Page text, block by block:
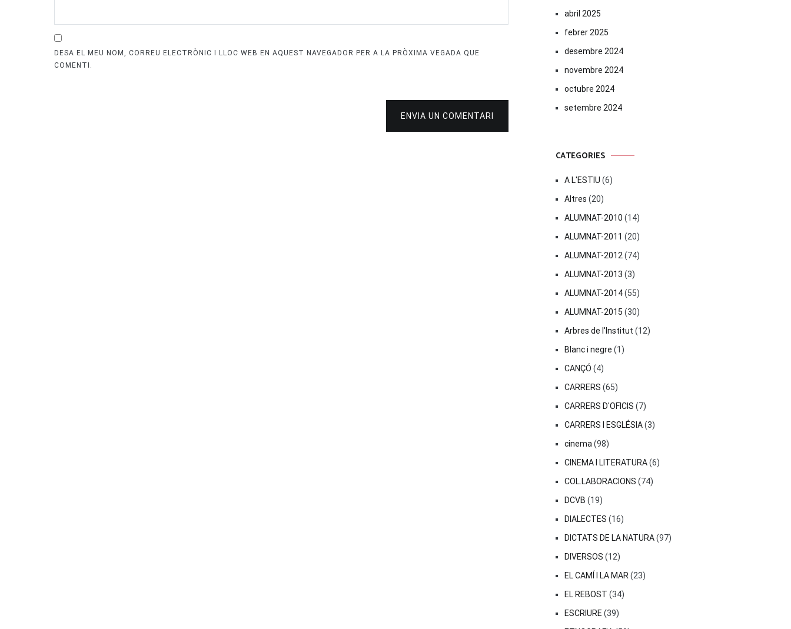
DESA EL MEU NOM, CORREU ELECTRÒNIC I LLOC WEB EN AQUEST NAVEGADOR PER A LA PRÒXIMA VEGADA QUE
COMENTI.
ENVIA UN COMENTARI
abril 2025
febrer 2025
desembre 2024
novembre 2024
octubre 2024
setembre 2024
CATEGORIES
A L'ESTIU (6)
Altres (20)
ALUMNAT-2010 (14)
ALUMNAT-2011 (20)
ALUMNAT-2012 (74)
ALUMNAT-2013 (3)
ALUMNAT-2014(55)
ALUMNAT-2015 (30)
Arbres de l'Institut (12)
Blanc i negre (1)
CANÇÓ (4)
CARRERS (65)
CARRERS D'OFICIS (7)
CARRERS I ESGLÉSIA(3)
cinema (98)
CINEMA I LITERATURA(6)
COL.LABORACIONS (74)
DCVB (19)
DIALECTES (16)
DICTATS DE LA NATURA(97)
DIVERSOS (12)
EL CAMÍ I LA MAR (23)
EL REBOST (34)
ESCRIURE (39)